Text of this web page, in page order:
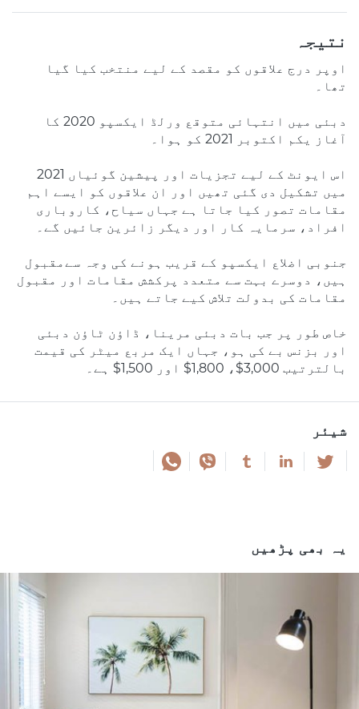
نتیجہ
اوپر درج علاقوں کو مقصد کے لیے منتخب کیا گیا
تھا۔
دبئی میں انتہائی متوقع ورلڈ ایکسپو 2020 کا
آغاز یکم اکتوبر 2021 کو ہوا۔
اس ایونٹ کے لیے تجزیات اور پیشین گوئیاں 2021
میں تشکیل دی گئی تھیں اور ان علاقوں کو ایسے اہم
مقامات تصور کیا جاتا ہے جہاں سیاح، کاروباری
افراد، سرمایہ کار اور دیگر زائرین جائیں گے۔
جنوبی اضلاع ایکسپو کے قریب ہونے کی وجہ سےمقبول
ہیں، دوسرے بہت سے متعدد پرکشش مقامات اور مقبول
مقامات کی بدولت تلاش کیے جاتے ہیں۔
خاص طور پر جب بات دبئی مرینا، ڈاؤن ٹاؤن دبئی
اور بزنس بے کی ہو، جہاں ایک مربع میٹر کی قیمت
بالترتیب 3,000$، 1,800$ اور 1,500$ ہے۔
شیئر
یہ بھی پڑھیں